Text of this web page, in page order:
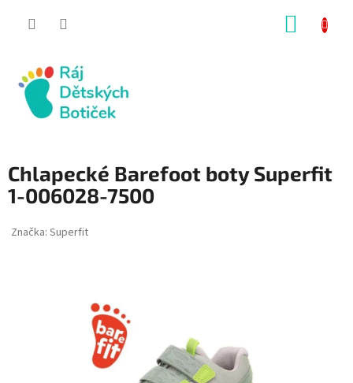
Chlapecké Barefoot boty Superfit
1-006028-7500
Značka: Superfit